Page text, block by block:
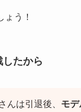
う！
たから
んは引退後、 モ